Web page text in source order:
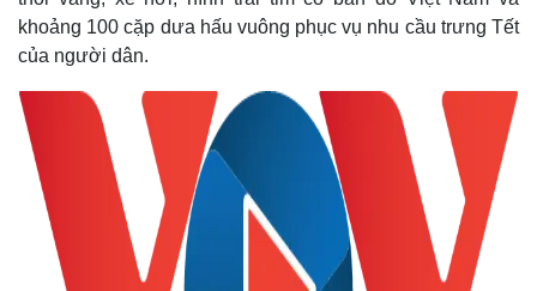
khoảng 100 cặp dưa hấu vuông phục vụ nhu cầu trưng Tết
của người dân.